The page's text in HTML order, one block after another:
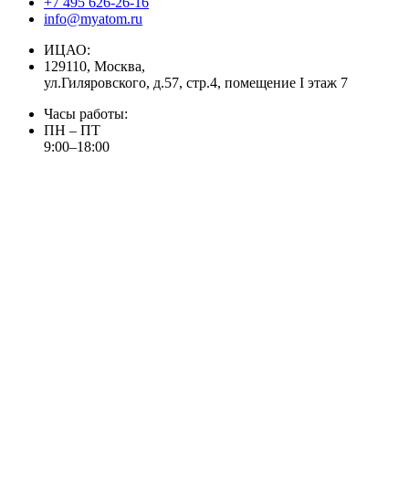
info@myatom.ru
ИЦАО:
129110, Москва,
ул.Гиляровского, д.57, стр.4, помещение I этаж 7
Часы работы:
ПН – ПТ
9:00–18:00